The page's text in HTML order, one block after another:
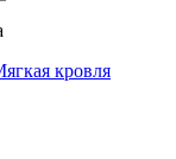
кровля